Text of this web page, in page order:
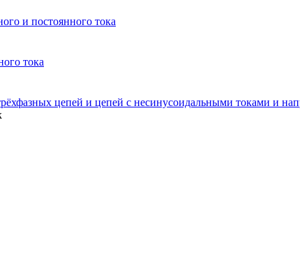
и постоянного тока
тока
цепей и цепей с несинусоидальными токами и